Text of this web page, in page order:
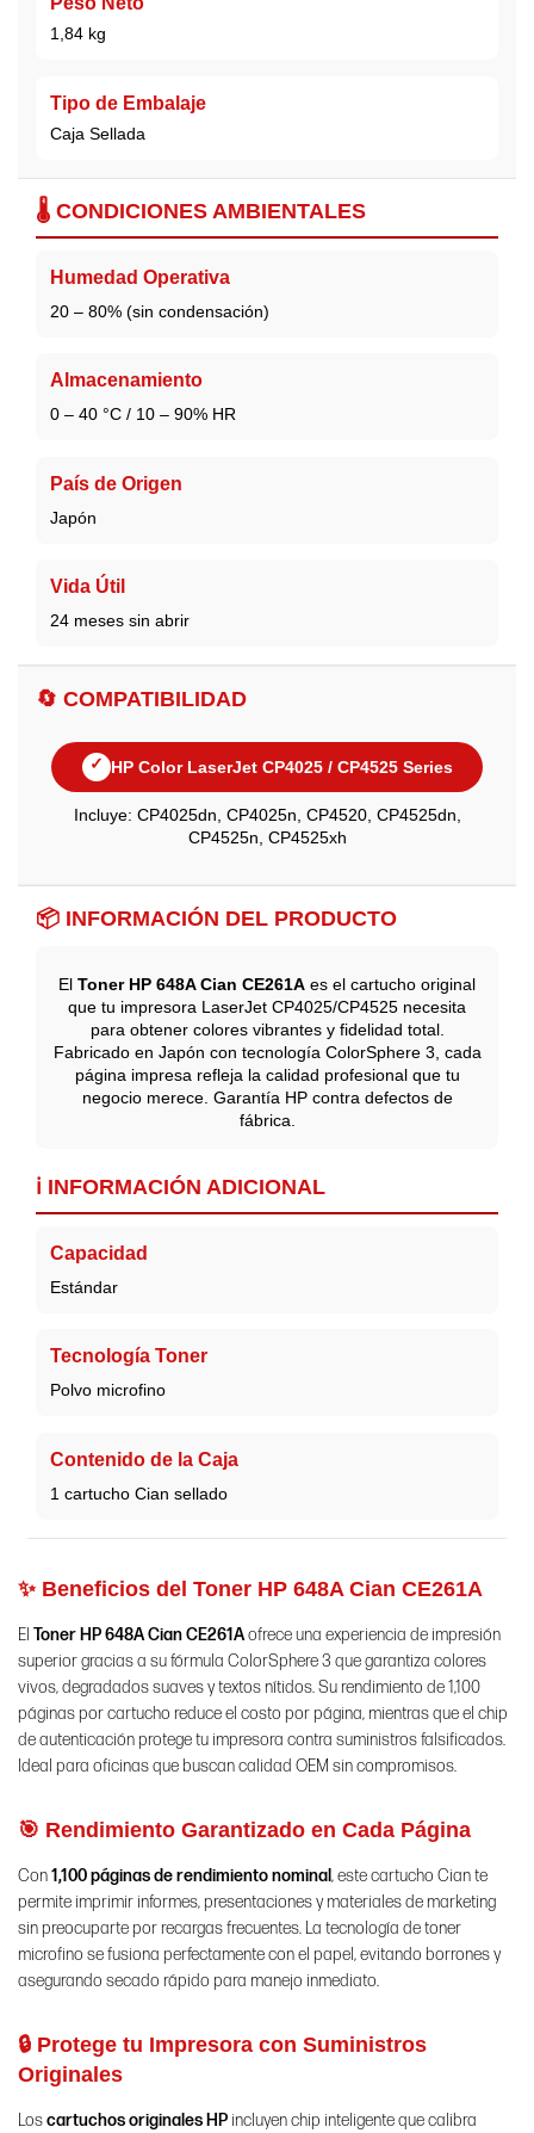
1,84 kg
Tipo de Embalaje
Caja Sellada
🌡️ CONDICIONES AMBIENTALES
Humedad Operativa
20 – 80% (sin condensación)
Almacenamiento
0 – 40 °C / 10 – 90% HR
País de Origen
Japón
Vida Útil
24 meses sin abrir
🔄 COMPATIBILIDAD
✓ HP Color LaserJet CP4025 / CP4525 Series
Incluye: CP4025dn, CP4025n, CP4520, CP4525dn,
CP4525n, CP4525xh
📦 INFORMACIÓN DEL PRODUCTO
El Toner HP 648A Cian CE261A es el cartucho original
que tu impresora LaserJet CP4025/CP4525 necesita
para obtener colores vibrantes y fidelidad total.
Fabricado en Japón con tecnología ColorSphere 3, cada
página impresa refleja la calidad profesional que tu
negocio merece. Garantía HP contra defectos de
fábrica.
ℹ️ INFORMACIÓN ADICIONAL
Capacidad
Estándar
Tecnología Toner
Polvo microfino
Contenido de la Caja
1 cartucho Cian sellado
✨ Beneficios del Toner HP 648A Cian CE261A
El Toner HP 648A Cian CE261Aofrece una experiencia de impresión
superior gracias a su fórmula ColorSphere 3 que garantiza colores
vivos, degradados suaves y textos nítidos. Su rendimiento de 1,100
páginas por cartucho reduce el costo por página, mientras que el chip
de autenticación protege tu impresora contra suministros falsificados.
Ideal para oficinas que buscan calidad OEM sin compromisos.
🎯 Rendimiento Garantizado en Cada Página
Con1,100 páginas de rendimiento nominal, este cartucho Cian te
permite imprimir informes, presentaciones y materiales de marketing
sin preocuparte por recargas frecuentes. La tecnología de toner
microfino se fusiona perfectamente con el papel, evitando borrones y
asegurando secado rápido para manejo inmediato.
🔒 Protege tu Impresora con Suministros
Originales
Loscartuchos originales HP incluyen chip inteligente que calibra